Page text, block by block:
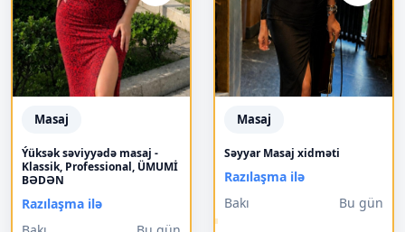
Masaj
Ýüksək səviyyədə masaj -
Klassik, Professional, ÜMUMİ
BƏDƏN
Razılaşma ilə
Masaj
Səyyar Masaj xidməti
Razılaşma ilə
Bakı
Bu gün